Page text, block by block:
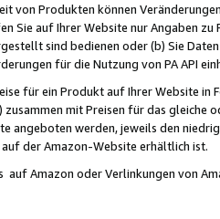
von Produkten können
Sie auf Ihrer Website nur Angaben
sind bedienen oder (b) Sie
für die Nutzung von PA API
für ein Produkt auf Ihrer Website
zusammen mit Preisen für das
angeboten werden, jeweils den
der Amazon-Website erhältlich ist.
Amazon oder Verlinkungen von